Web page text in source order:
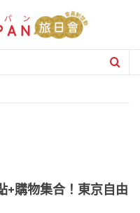
+購物集合！東京自由